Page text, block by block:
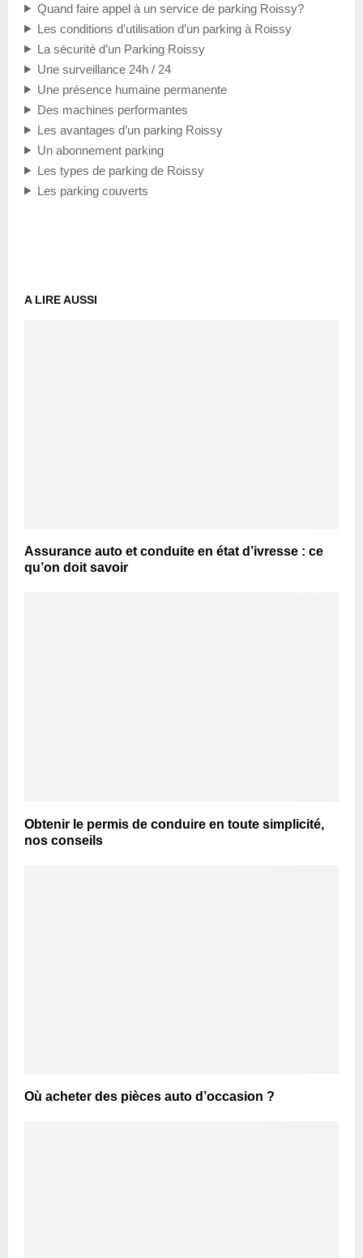
Quand faire appel à un service de parking Roissy?
Les conditions d’utilisation d’un parking à Roissy
La sécurité d’un Parking Roissy
Une surveillance 24h / 24
Une présence humaine permanente
Des machines performantes
Les avantages d’un parking Roissy
Un abonnement parking
Les types de parking de Roissy
Les parking couverts
A LIRE AUSSI
Assurance auto et conduite en état d’ivresse : ce
qu’on doit savoir
Obtenir le permis de conduire en toute simplicité,
nos conseils
Où acheter des pièces auto d’occasion ?